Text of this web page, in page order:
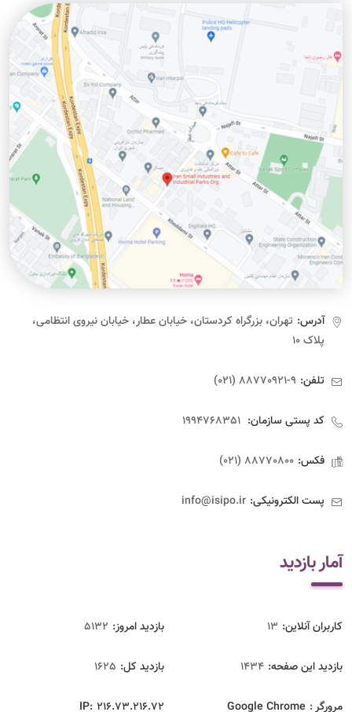
آدرس: تهران، بزرگراه کردستان، خیابان عطار، خیابان نیروی انتظامی،
پلاک ۱۰
تلفن: 9-88770921 (021)
کد پستی سازمان:
فکس: 88770800 (021)
پست الکترونیکی: info@isipo.ir
آمار بازدید
کاربران آنلاین: 13 بازدید امروز: 5132
بازدید این صفحه: 1434 بازدید‌ کل: 1625
مرورگر : Google Chrome
IP: 216.73.216.72